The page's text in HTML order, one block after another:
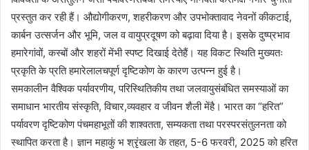
प्रस्तुत कर रही हैं। औद्योगीकरण, शहरीकरण और उपभोक्तावाद नेवनों कीकटाई,
कार्बन उत्सर्जन और भूमि, जल व वायुप्रदूषण को बढ़ावा दिया है। इसके दुष्प्रभाव
हमारेगांवों, कस्बों और शहरों मेंभी स्पष्ट दिखाई देतेहैं। यह विकट स्थिति मुख्यतः
प्रकृति के प्रति हमारेलालचपूर्ण दृष्टिकोण के कारण उत्पन्न हुई है।
समकालीन वैश्विक पर्यावरणीय, परिस्थितिकीय तथा जलवायुसंबंधित समस्याओं का
समाधान भारतीय संस्कृति, विचार,व्यवहार व जीवन शैली मेंहै। भारत का “हरित”
पर्यावरण दृष्टिकोण पंचमहाभूतों की शाश्वतता, सम्यकता तथा परस्परसंतुलनता को
स्थापित करता है। ज्ञान महाकुं भ श्रृंखला के तहत, 5-6 फरवरी, 2025 को हरित